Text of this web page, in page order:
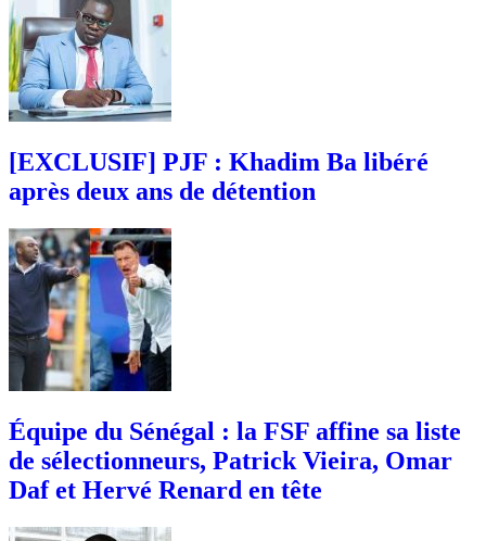
[EXCLUSIF] PJF : Khadim Ba libéré
après deux ans de détention
Équipe du Sénégal : la FSF affine sa liste
de sélectionneurs, Patrick Vieira, Omar
Daf et Hervé Renard en tête